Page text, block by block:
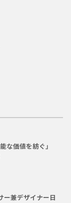
な価値を紡ぐ」
ー兼デザイナー日